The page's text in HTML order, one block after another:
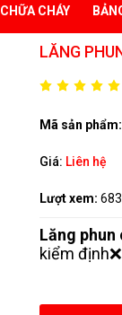
CHÁY
LĂNG
Mã sản phẩm:
Giá: Liên hệ
Lượt xem: 683
Lăng phun
kiểm